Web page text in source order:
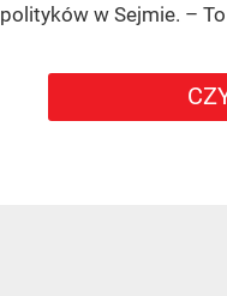
polityków w Sejmie. –